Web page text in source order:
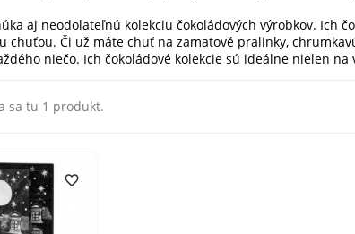
aj neodolateľnú kolekciu čokoládových výrobkov. Ich
chuťou. Či už máte chuť na zamatové pralinky,
niečo. Ich čokoládové kolekcie sú ideálne nielen
sa tu 1 produkt.
